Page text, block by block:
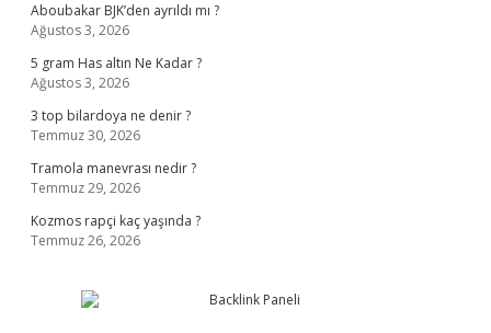
Aboubakar BJK’den ayrıldı mı ?
Ağustos 3, 2026
5 gram Has altın Ne Kadar ?
Ağustos 3, 2026
3 top bilardoya ne denir ?
Temmuz 30, 2026
Tramola manevrası nedir ?
Temmuz 29, 2026
Kozmos rapçi kaç yaşında ?
Temmuz 26, 2026